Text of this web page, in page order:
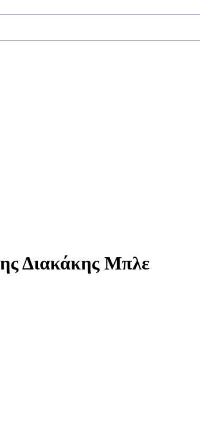
Διακάκης Μπλε